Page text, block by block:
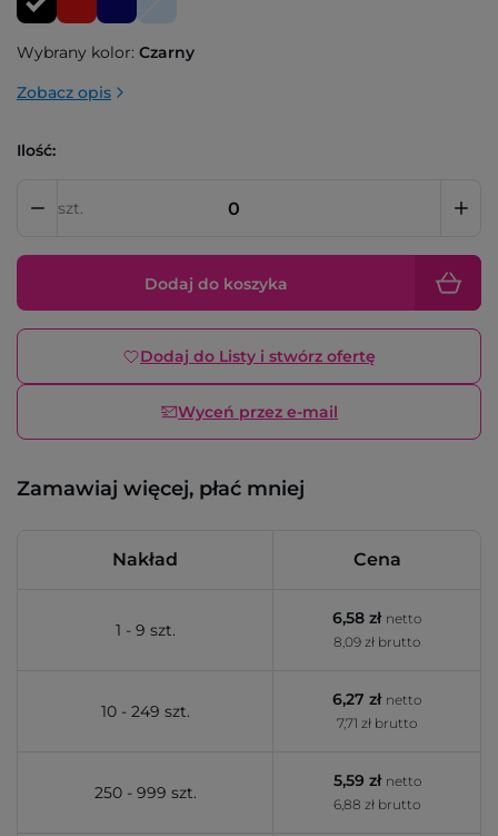
Wybrany kolor: Czarny
Zobacz opis
Ilość:
szt.
Dodaj do koszyka
Dodaj do Listy i stwórz ofertę
Wyceń przez e-mail
Zamawiaj więcej, płać mniej
Nakład Cena
1 - 9 szt.
6,58 zł netto
8,09 zł brutto
10 - 249 szt.
6,27 zł netto
7,71 zł brutto
250 - 999 szt.
5,59 zł netto
6,88 zł brutto